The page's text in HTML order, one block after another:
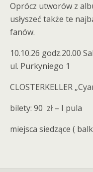
Oprócz utworów z
usłyszeć także te
fanów.
10.10.26 godz.20.00
ul. Purkyniego 1
CLOSTERKELLER
bilety: 90 zł – I pula
miejsca siedzące (